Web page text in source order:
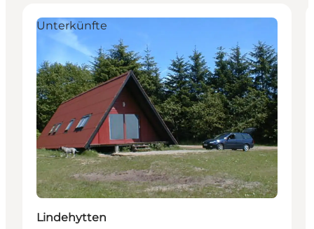
Unterkünfte
Lindehytten